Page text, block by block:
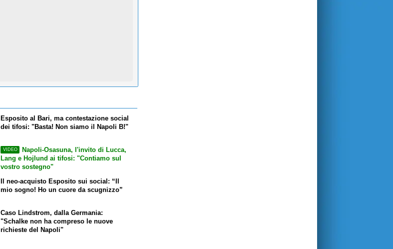
Esposito al Bari, ma contestazione social
dei tifosi: "Basta! Non siamo il Napoli B!"
VIDEO
Napoli-Osasuna, l'invito di Lucca,
Lang e Hojlund ai tifosi: "Contiamo sul
vostro sostegno"
Il neo-acquisto Esposito sui social: “Il
mio sogno! Ho un cuore da scugnizzo”
Caso Lindstrom, dalla Germania:
"Schalke non ha compreso le nuove
richieste del Napoli"